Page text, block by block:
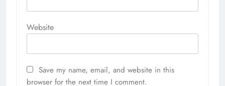
Website
Save my name, email, and website in this
browser for the next time I comment.